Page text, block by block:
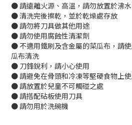
● 請遠離火源、高溫，請勿放置於沸
● 清洗完後擦乾，並於乾燥處存放
● 請勿將刀具做其他用途
● 請勿使用腐蝕性清潔劑
● 不適用鐵刷及含金屬的菜瓜布，請
瓜布清洗
● 刀鋒銳利，請小心使用
● 請避免在骨頭和冷凍等堅硬食物上
● 請放置於兒童不可觸碰之處
● 請搭配砧板使用刀具
● 請勿用於洗碗機